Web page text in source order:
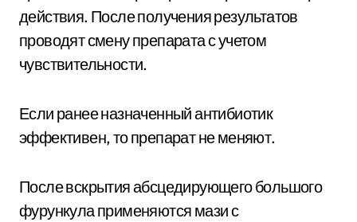
действия. После получения результатов
проводят смену препарата с учетом
чувствительности.
Если ранее назначенный антибиотик
эффективен, то препарат не меняют.
После вскрытия абсцедирующего большого
фурункула применяются мази с